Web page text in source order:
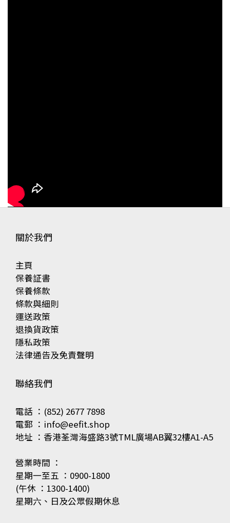
關於我們
主頁
保養証書
保養條款
條款與細則
運送政策
退換貨政策
隱私政策
法律通告及免責聲明
聯絡我們
電話 ：(852) 2677 7898
電郵 ：info@eefit.shop
地址 ：香港荃灣海盛路3號TML廣場AB翼32樓A1-A5
營業時間 ：
星期一至五 ：0900-1800
(午休 ：1300-1400)
星期六、日及公眾假期休息